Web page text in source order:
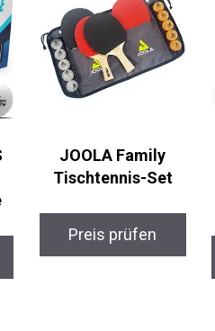
JOOLA Family
Tischtennis-Set
Preis prüfen